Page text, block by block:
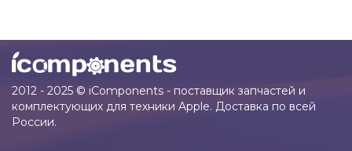
2012 - 2025 © iComponents - поставщик запчастей и
комплектующих для техники Apple. Доставка по всей
России.